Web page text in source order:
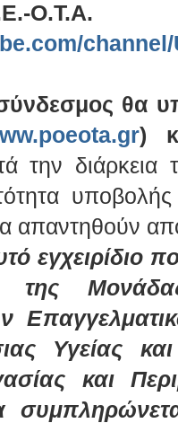
θα
)
την διάρκεια
απαντηθούν
της
Υγείας
και